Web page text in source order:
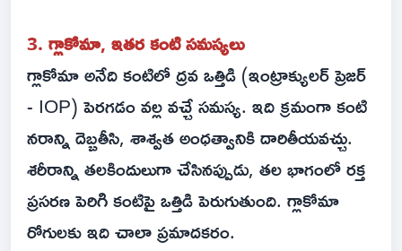
3. గ్లాకోమా, ఇతర కంటి సమస్యలు
గ్లాకోమా అనేది కంటిలో ద్రవ ఒత్తిడి (ఇంట్రాక్యులర్ ప్రెజర్
- IOP) పెరగడం వల్ల వచ్చే సమస్య. ఇది క్రమంగా కంటి
నరాన్ని దెబ్బతీసి, శాశ్వత అంధత్వానికి దారితీయవచ్చు.
శరీరాన్ని తలకిందులుగా చేసినప్పుడు, తల భాగంలో రక్త
ప్రసరణ పెరిగి కంటిపై ఒత్తిడి పెరుగుతుంది. గ్లాకోమా
రోగులకు ఇది చాలా ప్రమాదకరం.